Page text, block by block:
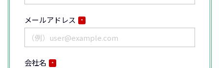
メールアドレス *
会社名 *